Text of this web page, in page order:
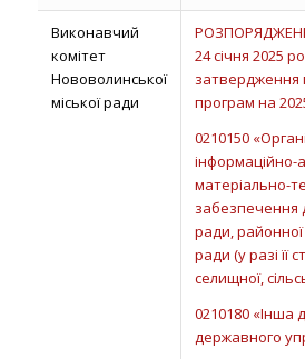
Виконавчий
комітет
Нововолинської
міської ради
24 січня 2025
затвердження
програм на
0210150
інформаційно-
матеріально-
забезпечення
ради, районної
ради (у разі її
селищної,
0210180 «Інша
державного